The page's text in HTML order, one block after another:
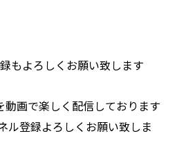
もよろしくお願い致します
画で楽しく配信しております
ル登録よろしくお願い致しま